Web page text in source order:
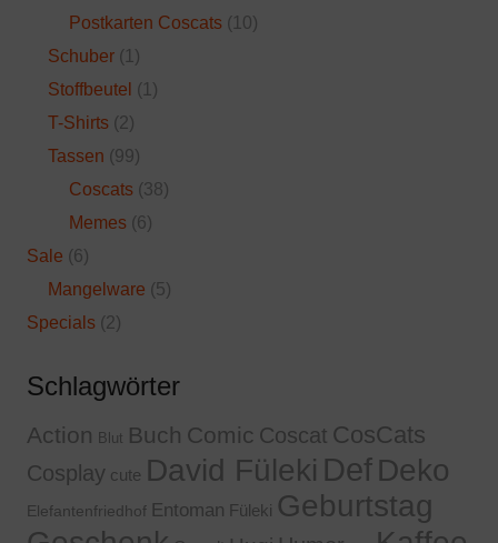
Postkarten Coscats (10)
Schuber (1)
Stoffbeutel (1)
T-Shirts (2)
Tassen (99)
Coscats (38)
Memes (6)
Sale (6)
Mangelware (5)
Specials (2)
Schlagwörter
Action Blut Buch Comic Coscat CosCats
Cosplay cute David Füleki Def Deko
Elefantenfriedhof Entoman Füleki Geburtstag